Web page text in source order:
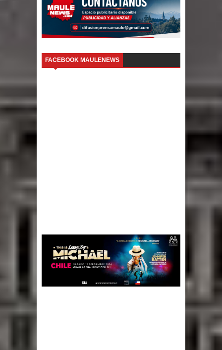
FACEBOOK MAULENEWS